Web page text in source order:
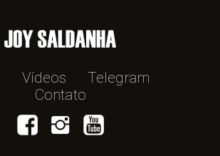
Vídeos
Telegram
Contato